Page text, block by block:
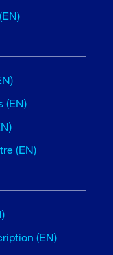
(EN)
(EN)
(EN)